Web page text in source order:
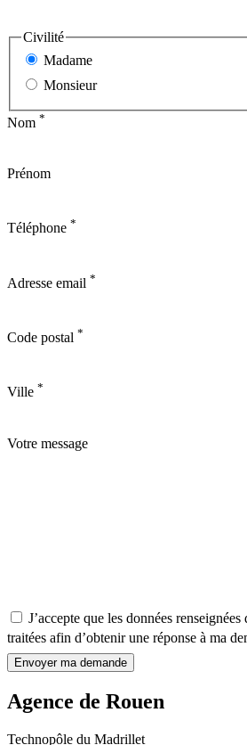
Civilité
Madame
Monsieur
Nom *
Prénom
Téléphone *
Adresse email *
Code postal *
Ville *
Votre message
J’accepte que les données
traitées afin d’obtenir une réponse à ma
Envoyer ma demande
Agence de Rouen
Technopôle du Madrillet